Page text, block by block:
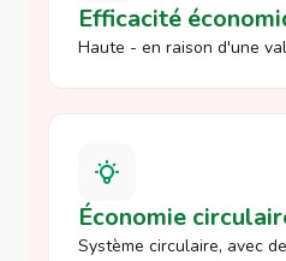
Efficacité
Haute - en raison d'une
Économie
Système circulaire, avec